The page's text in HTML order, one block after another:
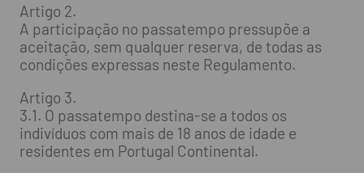
Artigo 2.
A participação no passatempo pressupõe a
aceitação, sem qualquer reserva, de todas as
condições expressas neste Regulamento.
Artigo 3.
3.1. O passatempo destina-se a todos os
indivíduos com mais de 18 anos de idade e
residentes em Portugal Continental.